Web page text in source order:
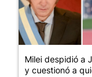
Milei despidió a
y cuestionó a